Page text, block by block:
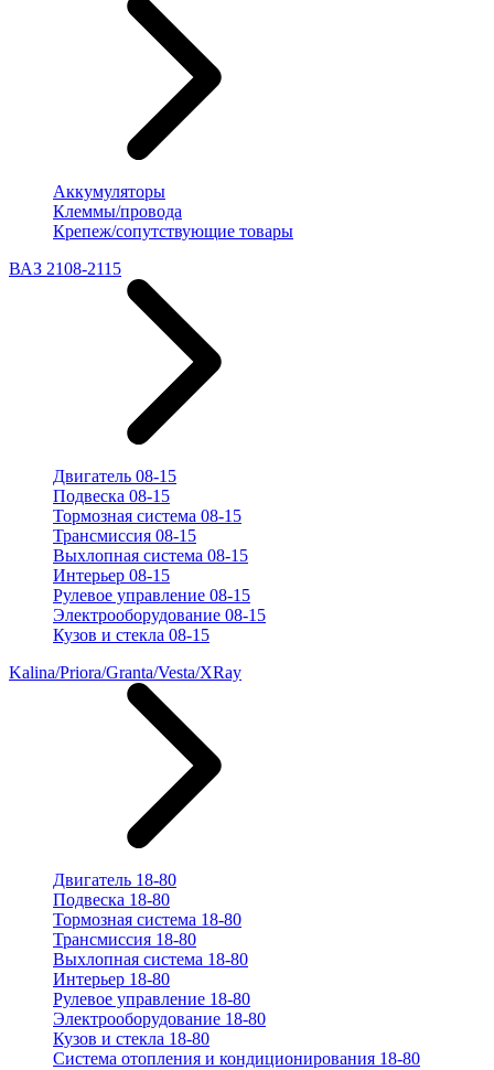
Аккумуляторы
Клеммы/провода
Крепеж/сопутствующие товары
ВАЗ 2108-2115
Двигатель 08-15
Подвеска 08-15
Тормозная система 08-15
Трансмиссия 08-15
Выхлопная система 08-15
Интерьер 08-15
Рулевое управление 08-15
Электрооборудование 08-15
Кузов и стекла 08-15
Kalina/Priora/Granta/Vesta/XRay
Двигатель 18-80
Подвеска 18-80
Тормозная система 18-80
Трансмиссия 18-80
Выхлопная система 18-80
Интерьер 18-80
Рулевое управление 18-80
Электрооборудование 18-80
Кузов и стекла 18-80
Система отопления и кондиционирования 18-80